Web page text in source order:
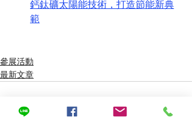
鈣鈦礦太陽能技術，打造節能新典
範
參展活動
最新文章